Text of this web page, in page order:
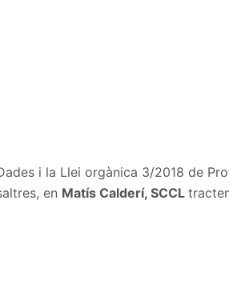
i la Llei orgànica 3/2018 de
en Matís Calderí, SCCL